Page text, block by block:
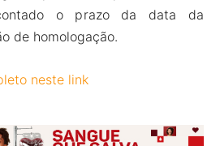
contado o prazo da data da
de homologação.
neste link